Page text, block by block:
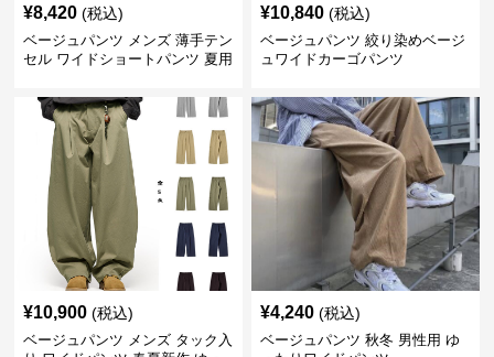
¥8,420 (税込)
ベージュパンツ メンズ 薄手テン
セル ワイドショートパンツ 夏用
¥10,840 (税込)
ベージュパンツ 絞り染めベージ
ュワイドカーゴパンツ
¥10,900 (税込)
ベージュパンツ メンズ タック入
¥4,240 (税込)
ベージュパンツ 秋冬 男性用 ゆ